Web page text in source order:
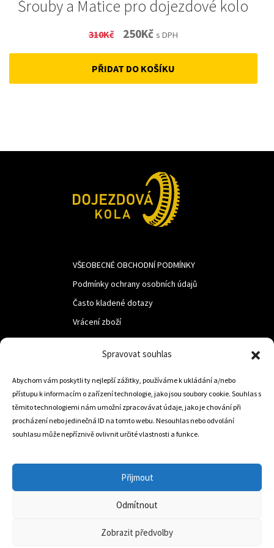
Spravovat souhlas
Abychom vám poskytli ty nejlepší zážitky, používáme k ukládání a/nebo
přístupu k informacím o zařízení technologie, jako jsou soubory cookie. Souhlas s
těmito technologiemi nám umožní zpracovávat údaje, jako je chování při
procházení nebo jedinečná ID na tomto webu. Nesouhlas nebo odvolání
souhlasu může nepříznivě ovlivnit určité vlastnosti a funkce.
Přijmout
Odmítnout
Zobrazit předvolby
Šrouby a Matice pro dojezdové kolo
310Kč
Original
price
was:
250KčCurrent
price
is:
s DPH
PŘIDAT DO KOŠÍKU
VŠEOBECNÉ OBCHODNÍ PODMÍNKY
Podmínky ochrany osobních údajů
Často kladené dotazy
Vrácení zboží
LUF s.r.o.
Nám. M.R.Štefanika 518,
Trstená 02801
info@dojezdovakola.com